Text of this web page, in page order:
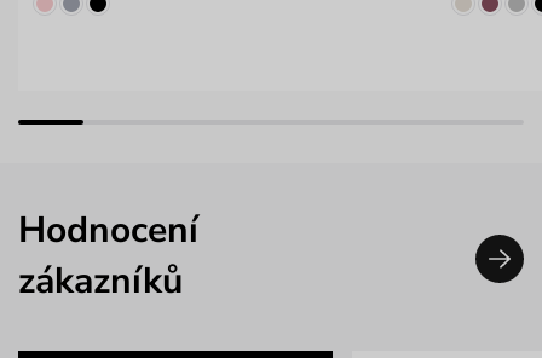
Hodnocení
zákazníků